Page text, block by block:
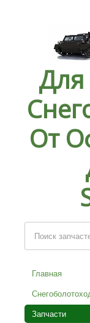
Для
От
Главная
Запчасти